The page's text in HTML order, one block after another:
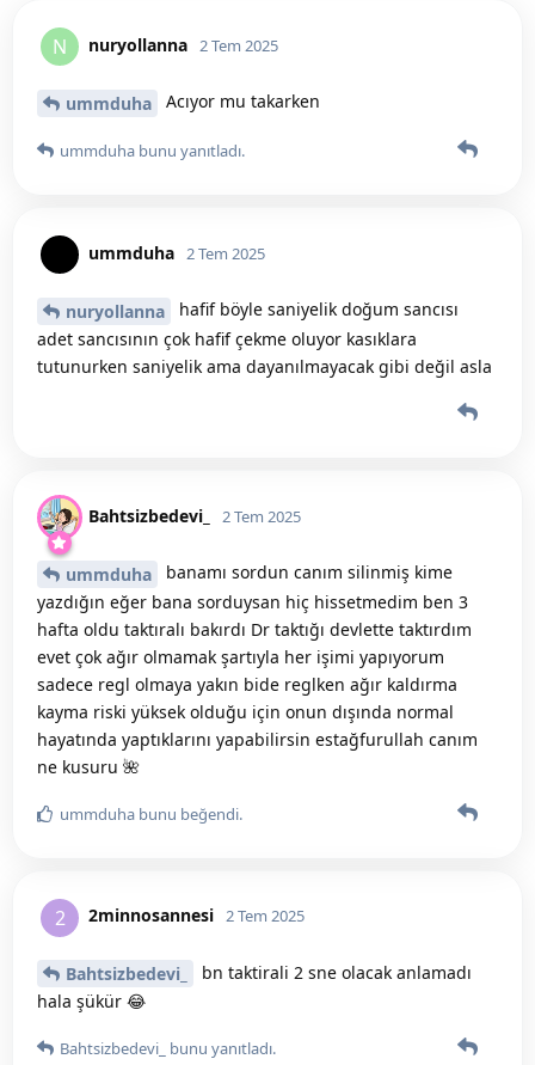
N nuryollanna 2 Tem 2025
ummduha Acıyor mu takarken
ummduha bunu yanıtladı.
ummduha 2 Tem 2025
nuryollanna
hafif böyle saniyelik doğum sancısı
adet sancısının çok hafif çekme oluyor kasıklara
tutunurken saniyelik ama dayanılmayacak gibi değil asla
Bahtsizbedevi_ 2 Tem 2025
ummduha
banamı sordun canım silinmiş kime
yazdığın eğer bana sorduysan hiç hissetmedim ben 3
hafta oldu taktıralı bakırdı Dr taktığı devlette taktırdım
evet çok ağır olmamak şartıyla her işimi yapıyorum
sadece regl olmaya yakın bide reglken ağır kaldırma
kayma riski yüksek olduğu için onun dışında normal
hayatında yaptıklarını yapabilirsin estağfurullah canım
ne kusuru 🌺
ummduha bunu beğendi.
2 2minnosannesi 2 Tem 2025
Bahtsizbedevi_
bn taktirali 2 sne olacak anlamadı
hala şükür 😂
Bahtsizbedevi_ bunu yanıtladı.